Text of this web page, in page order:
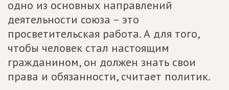
одно из основных направлений
деятельности союза – это
просветительская работа. А для того,
чтобы человек стал настоящим
гражданином, он должен знать свои
права и обязанности, считает политик.